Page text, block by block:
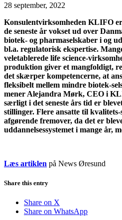
28 september, 2022
Konsulentvirksomheden KLIFO
de seneste år vokset ud over
biotek- og pharmaselskaber i og
bl.a. regulatorisk ekspertise.
veletablerede life science-
produktion giver et mangfoldigt,
det skærper kompetencerne, at
fleksibelt mellem mindre biotek-
mener Alejandra Mørk, CEO i
særligt i det seneste års tid er
stillinger. Flere ansatte til
afgørende fremover, da det er
uddannelsessystemet i mange år,
Læs artiklen på News Øresund
Share this entry
Share on X
Share on WhatsApp